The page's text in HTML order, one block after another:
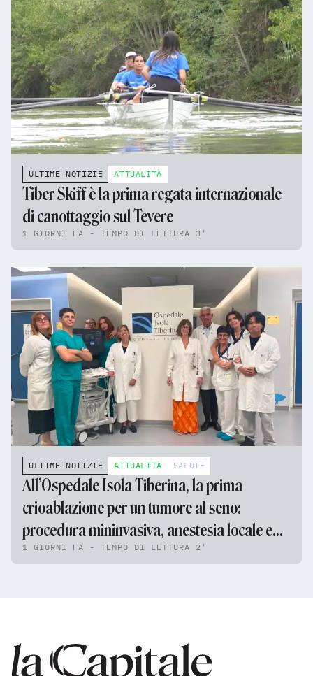
ULTIME NOTIZIE ATTUALITÀ
Tiber Skiff è la prima regata internazionale
di canottaggio sul Tevere
1 GIORNI FA - TEMPO DI LETTURA 3'
ULTIME NOTIZIE ATTUALITÀ SALUTE
All’Ospedale Isola Tiberina, la prima
crioablazione per un tumore al seno:
procedura mininvasiva, anestesia locale e
nessun ricovero
1 GIORNI FA - TEMPO DI LETTURA 2'